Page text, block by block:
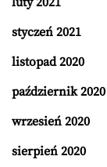
styczeń 2021
listopad 2020
październik 2020
wrzesień 2020
sierpień 2020